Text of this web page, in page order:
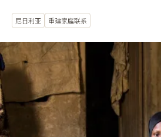
尼日利亚 重建家庭联系